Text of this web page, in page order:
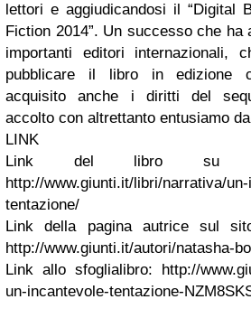
lettori e aggiudicandosi il “Digital
Fiction 2014”. Un successo che ha
importanti editori internazionali,
pubblicare il libro in edizione
acquisito anche i diritti del
accolto con altrettanto entusiamo
LINK
Link del libro su
http://www.giunti.it/libri/narrativa/
tentazione/
Link della pagina autrice sul
http://www.giunti.it/autori/natasha-
Link allo sfoglialibro: http://
un-incantevole-tentazione-